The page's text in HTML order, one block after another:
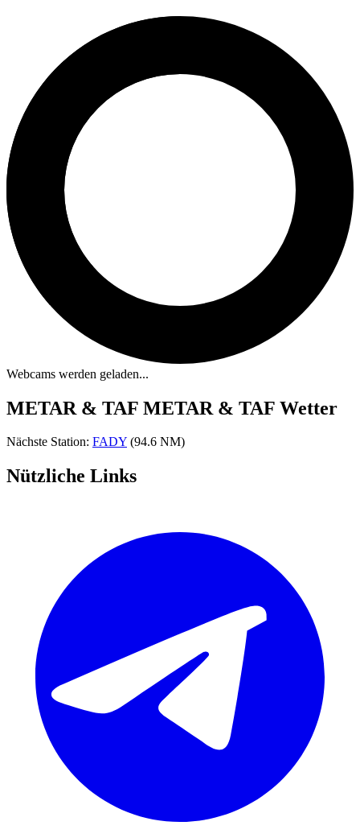
Webcams werden geladen...
METAR & TAF METAR & TAF Wetter
Nächste Station: FADY (94.6 NM)
Nützliche Links